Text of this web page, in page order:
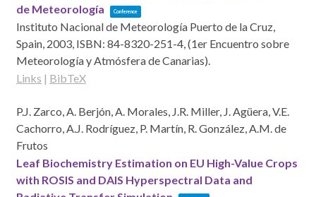
de Meteorología
Conference
Instituto Nacional de Meteorología Puerto de la Cruz,
Spain, 2003, ISBN: 84-8320-251-4, (1er Encuentro sobre
Meteorología y Atmósfera de Canarias).
Links | BibTeX
P.J. Zarco, A. Berjón, A. Morales, J.R. Miller, J. Agüera, V.E.
Cachorro, A.J. Rodríguez, P. Martín, R. González, A.M. de
Frutos
Leaf Biochemistry Estimation on EU High-Value Crops
with ROSIS and DAIS Hyperspectral Data and